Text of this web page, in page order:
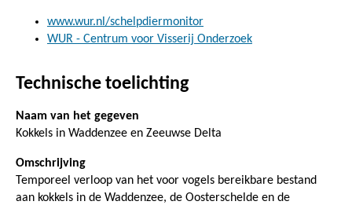
www.wur.nl/schelpdiermonitor
WUR - Centrum voor Visserij Onderzoek
Technische toelichting
Naam van het gegeven
Kokkels in Waddenzee en Zeeuwse Delta
Omschrijving
Temporeel verloop van het voor vogels bereikbare bestand
aan kokkels in de Waddenzee, de Oosterschelde en de